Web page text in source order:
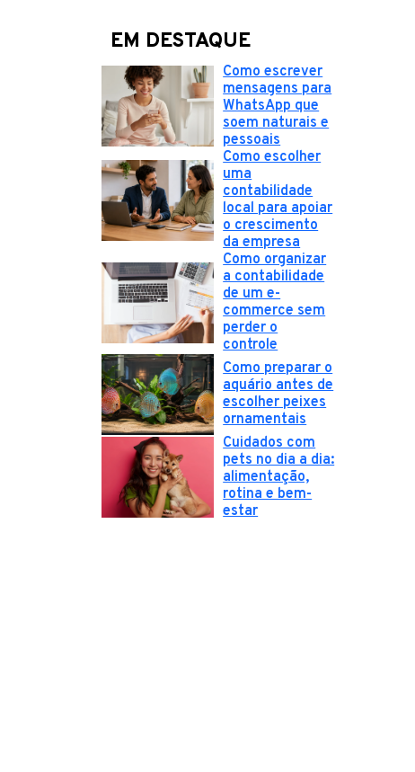
EM DESTAQUE
Como escrever
mensagens para
WhatsApp que
soem naturais e
pessoais
Como escolher
uma
contabilidade
local para apoiar
o crescimento
da empresa
Como organizar
a contabilidade
de um e-
commerce sem
perder o
controle
Como preparar o
aquário antes de
escolher peixes
ornamentais
Cuidados com
pets no dia a dia:
alimentação,
rotina e bem-
estar